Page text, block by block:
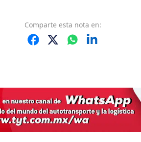
Comparte esta nota en: